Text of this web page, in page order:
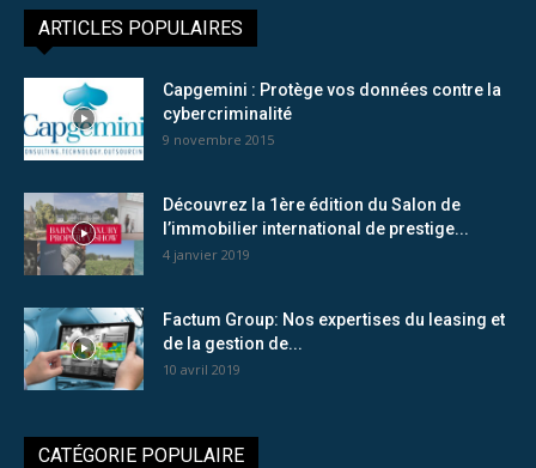
ARTICLES POPULAIRES
Capgemini : Protège vos données contre la
cybercriminalité
9 novembre 2015
Découvrez la 1ère édition du Salon de
l’immobilier international de prestige...
4 janvier 2019
Factum Group: Nos expertises du leasing et
de la gestion de...
10 avril 2019
CATÉGORIE POPULAIRE